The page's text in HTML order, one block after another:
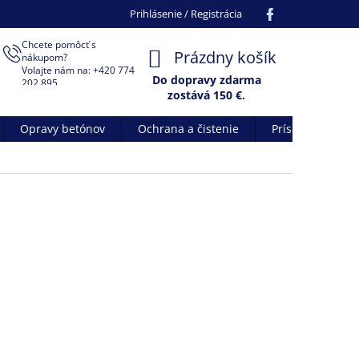
Prihlásenie / Registrácia
Chcete pomôcť s
nákupom?
Volajte nám na: +420 774
202 895
NÁKUPNÝ
KOŠÍK
Prázdny košík
Do dopravy zdarma
zostává 150 €.
Opravy betónov Ochrana a čistenie
Prísady do